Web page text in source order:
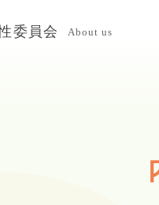
委員会 About us